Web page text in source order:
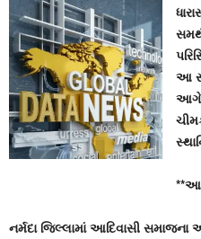
આ
નર્મદા જિલ્લામાં આદિવાસી સમાજના